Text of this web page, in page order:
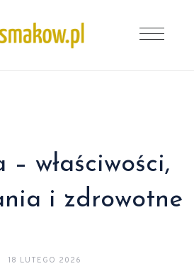
właściwości,
i zdrowotne
18 LUTEGO 2026